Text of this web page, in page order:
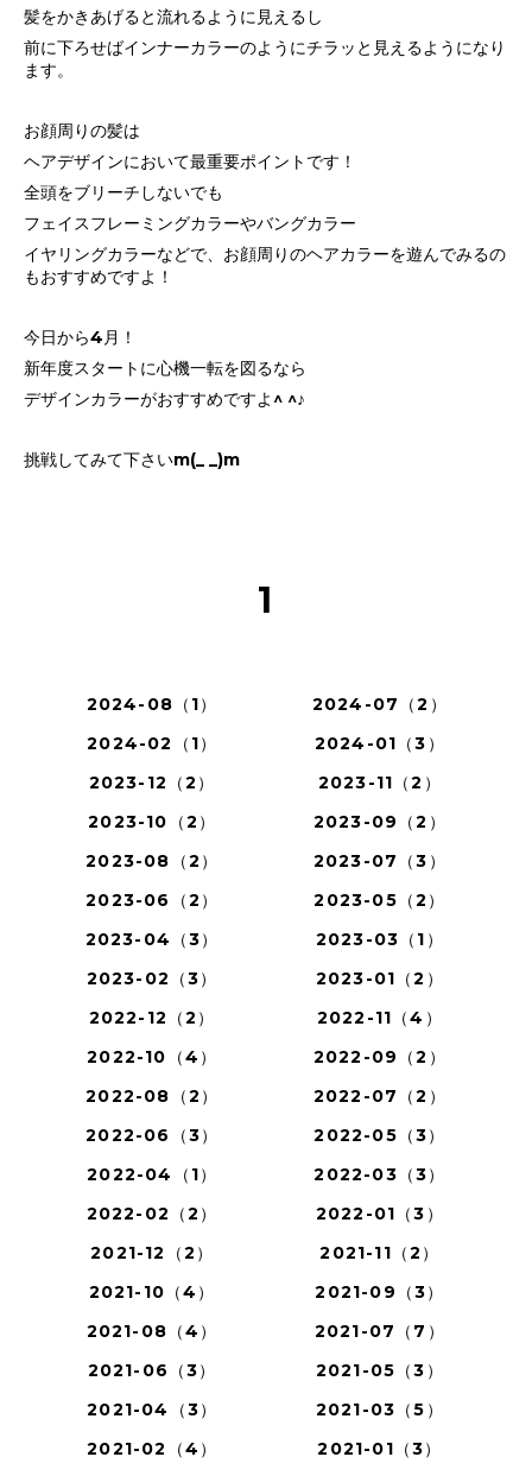
髪をかきあげると流れるように見えるし
前に下ろせばインナーカラーのようにチラッと見えるようになり
ます。
お顔周りの髪は
ヘアデザインにおいて最重要ポイントです！
全頭をブリーチしないでも
フェイスフレーミングカラーやバングカラー
イヤリングカラーなどで、お顔周りのヘアカラーを遊んでみるの
もおすすめですよ！
今日から4月！
新年度スタートに心機一転を図るなら
デザインカラーがおすすめですよ^ ^♪
挑戦してみて下さいm(_ _)m
1
2024-08（1）
2024-07（2）
2024-02（1）
2024-01（3）
2023-12（2）
2023-11（2）
2023-10（2）
2023-09（2）
2023-08（2）
2023-07（3）
2023-06（2）
2023-05（2）
2023-04（3）
2023-03（1）
2023-02（3）
2023-01（2）
2022-12（2）
2022-11（4）
2022-10（4）
2022-09（2）
2022-08（2）
2022-07（2）
2022-06（3）
2022-05（3）
2022-04（1）
2022-03（3）
2022-02（2）
2022-01（3）
2021-12（2）
2021-11（2）
2021-10（4）
2021-09（3）
2021-08（4）
2021-07（7）
2021-06（3）
2021-05（3）
2021-04（3）
2021-03（5）
2021-02（4）
2021-01（3）